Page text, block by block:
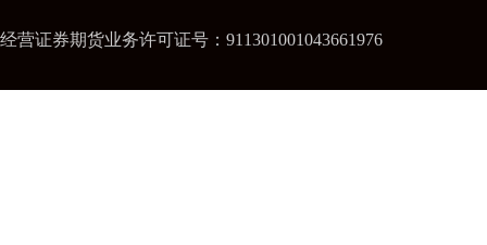
经营证券期货业务许可证号：911301001043661976